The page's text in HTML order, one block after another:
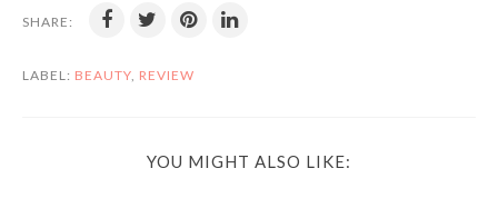
SHARE:
LABEL: BEAUTY REVIEW
YOU MIGHT ALSO LIKE: